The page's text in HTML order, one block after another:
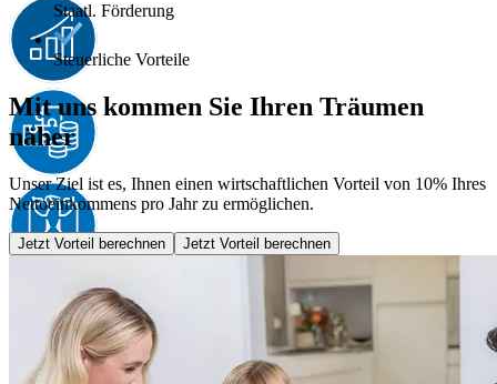
Staatl. Förderung
Steuerliche Vorteile
Mit uns kommen Sie Ihren Träumen
näher
Unser Ziel ist es, Ihnen einen wirtschaftlichen Vorteil von 10% Ihres
Nettoeinkommens pro Jahr zu ermöglichen.
Jetzt Vorteil berechnen Jetzt Vorteil berechnen